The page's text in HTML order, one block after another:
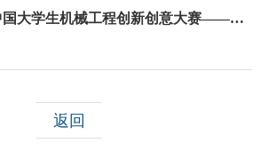
中国大学生机械工程创新创意大赛——工...
返回